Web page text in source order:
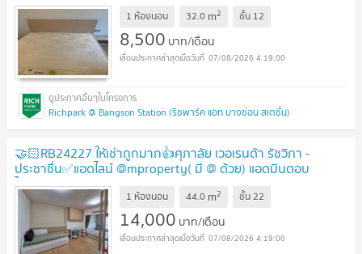
1 ห้องนอน 32.0 m2 ชั้น 12
8,500 บาท/เดือน
07/08/2026 4:19:00
Richpark @ Bangson Station (ริชพาร์ค แอท บางซ่อน สเตชั่น)
🤝🏻RB24227 ให้เช่าถูกมาก👍ศุภาลัย เวอเรนด้า รัชวิภา -
ประชาชื่น✅แอดไลน์ @mproperty( มี @ ด้วย) แอดมินตอบ
ไว
1 ห้องนอน 44.0 m2 ชั้น22
14,000 บาท/เดือน
07/08/2026 4:19:00